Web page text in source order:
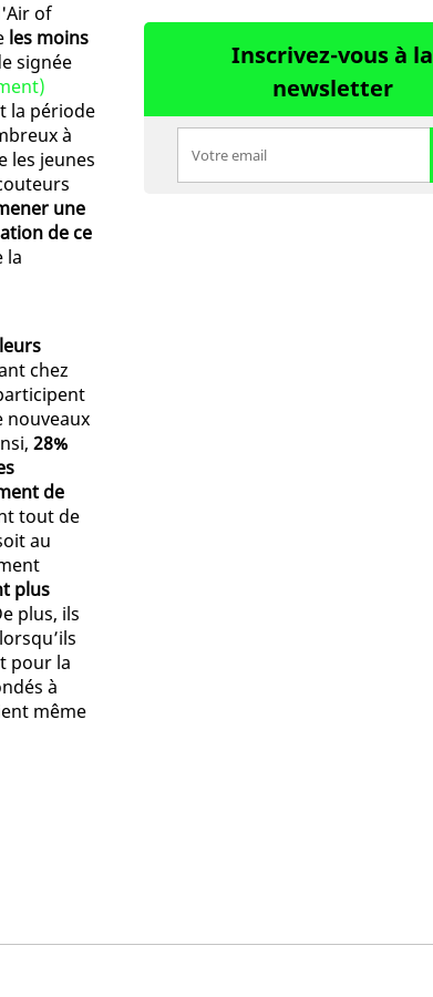
of
les moins
signée
la période
à
les jeunes
une
de ce
la
chez
nouveaux
28%
de
tout de
au
plus
plus, ils
pour la
à
même
Inscrivez-vous à la
newsletter